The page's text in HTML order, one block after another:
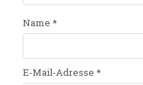
Name *
E-Mail-Adresse *